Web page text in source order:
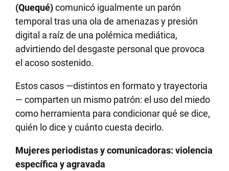
(Quequé)comunicó igualmente un parón
temporal tras una ola de amenazas y presión
digital a raíz de una polémica mediática,
advirtiendo del desgaste personal que provoca
el acoso sostenido.
Estos casos —distintos en formato y trayectoria
— comparten un mismo patrón: el uso del miedo
como herramienta para condicionar qué se dice,
quién lo dice y cuánto cuesta decirlo.
Mujeres periodistas y comunicadoras: violencia
específica y agravada